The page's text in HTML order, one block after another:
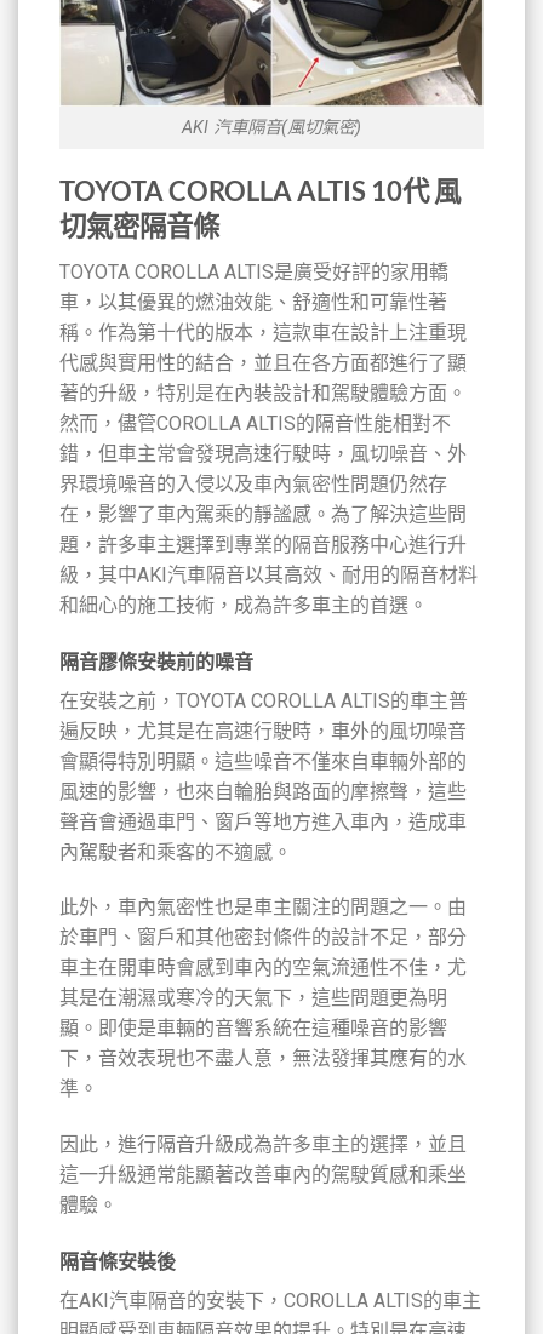
AKI 汽車隔音(風切氣密)
TOYOTA COROLLA ALTIS 10代 風
切氣密隔音條
TOYOTA COROLLA ALTIS是廣受好評的家用轎
車，以其優異的燃油效能、舒適性和可靠性著
稱。作為第十代的版本，這款車在設計上注重現
代感與實用性的結合，並且在各方面都進行了顯
著的升級，特別是在內裝設計和駕駛體驗方面。
然而，儘管COROLLA ALTIS的隔音性能相對不
錯，但車主常會發現高速行駛時，風切噪音、外
界環境噪音的入侵以及車內氣密性問題仍然存
在，影響了車內駕乘的靜謐感。為了解決這些問
題，許多車主選擇到專業的隔音服務中心進行升
級，其中AKI汽車隔音以其高效、耐用的隔音材料
和細心的施工技術，成為許多車主的首選。
隔音膠條安裝前的噪音
在安裝之前，TOYOTA COROLLA ALTIS的車主普
遍反映，尤其是在高速行駛時，車外的風切噪音
會顯得特別明顯。這些噪音不僅來自車輛外部的
風速的影響，也來自輪胎與路面的摩擦聲，這些
聲音會通過車門、窗戶等地方進入車內，造成車
內駕駛者和乘客的不適感。
此外，車內氣密性也是車主關注的問題之一。由
於車門、窗戶和其他密封條件的設計不足，部分
車主在開車時會感到車內的空氣流通性不佳，尤
其是在潮濕或寒冷的天氣下，這些問題更為明
顯。即使是車輛的音響系統在這種噪音的影響
下，音效表現也不盡人意，無法發揮其應有的水
準。
因此，進行隔音升級成為許多車主的選擇，並且
這一升級通常能顯著改善車內的駕駛質感和乘坐
體驗。
隔音條安裝後
在AKI汽車隔音的安裝下，COROLLA ALTIS的車主